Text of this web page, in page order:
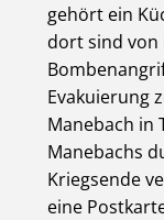
gehört ein
dort sind von
Evakuierung
Manebach in
Manebachs
Kriegsende
eine